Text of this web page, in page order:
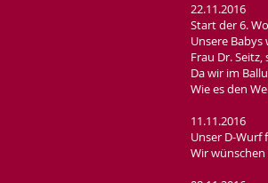
22.11.2016
Start der 6.
Unsere Babys
Frau Dr.
Da wir im
Wie es den
11.11.2016
Unser D-Wurf
Wir wünschen